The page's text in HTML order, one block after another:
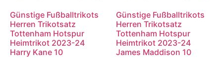
Günstige Fußballtrikots
Herren Trikotsatz
Tottenham Hotspur
Heimtrikot 2023-24
Harry Kane 10
Günstige Fußballtrikots
Herren Trikotsatz
Tottenham Hotspur
Heimtrikot 2023-24
James Maddison 10